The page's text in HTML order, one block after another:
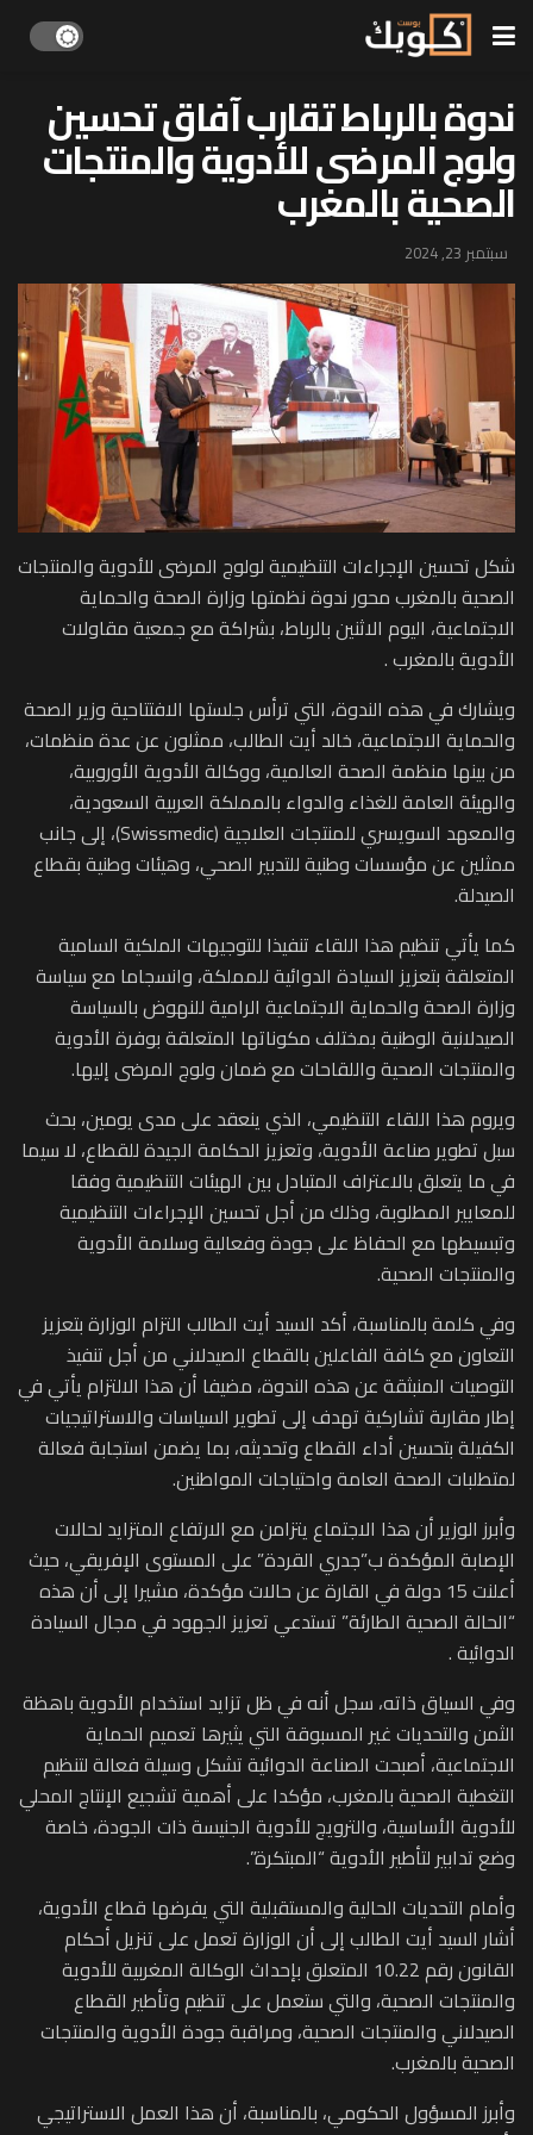
ندوة بالرباط تقارب آفاق تحسين
ولوج المرضى للأدوية والمنتجات
الصحية بالمغرب
سبتمبر 23, 2024
شكل تحسين الإجراءات التنظيمية لولوج المرضى للأدوية والمنتجات
الصحية بالمغرب محور ندوة نظمتها وزارة الصحة والحماية
الاجتماعية، اليوم الاثنين بالرباط، بشراكة مع جمعية مقاولات
الأدوية بالمغرب .
ويشارك في هذه الندوة، التي ترأس جلستها الافتتاحية وزير الصحة
والحماية الاجتماعية، خالد أيت الطالب، ممثلون عن عدة منظمات،
من بينها منظمة الصحة العالمية، ووكالة الأدوية الأوروبية،
والهيئة العامة للغذاء والدواء بالمملكة العربية السعودية،
والمعهد السويسري للمنتجات العلاجية (Swissmedic)، إلى جانب
ممثلين عن مؤسسات وطنية للتدبير الصحي، وهيئات وطنية بقطاع
الصيدلة.
كما يأتي تنظيم هذا اللقاء تنفيذا للتوجيهات الملكية السامية
المتعلقة بتعزيز السيادة الدوائية للمملكة، وانسجاما مع سياسة
وزارة الصحة والحماية الاجتماعية الرامية للنهوض بالسياسة
الصيدلانية الوطنية بمختلف مكوناتها المتعلقة بوفرة الأدوية
والمنتجات الصحية واللقاحات مع ضمان ولوج المرضى إليها.
ويروم هذا اللقاء التنظيمي، الذي ينعقد على مدى يومين، بحث
سبل تطوير صناعة الأدوية، وتعزيز الحكامة الجيدة للقطاع، لا سيما
في ما يتعلق بالاعتراف المتبادل بين الهيئات التنظيمية وفقا
للمعايير المطلوبة، وذلك من أجل تحسين الإجراءات التنظيمية
وتبسيطها مع الحفاظ على جودة وفعالية وسلامة الأدوية
والمنتجات الصحية.
وفي كلمة بالمناسبة، أكد السيد أيت الطالب التزام الوزارة بتعزيز
التعاون مع كافة الفاعلين بالقطاع الصيدلاني من أجل تنفيذ
التوصيات المنبثقة عن هذه الندوة، مضيفا أن هذا الالتزام يأتي في
إطار مقاربة تشاركية تهدف إلى تطوير السياسات والاستراتيجيات
الكفيلة بتحسين أداء القطاع وتحديثه، بما يضمن استجابة فعالة
لمتطلبات الصحة العامة واحتياجات المواطنين.
وأبرز الوزير أن هذا الاجتماع يتزامن مع الارتفاع المتزايد لحالات
الإصابة المؤكدة ب”جدري القردة” على المستوى الإفريقي، حيث
أعلنت 15 دولة في القارة عن حالات مؤكدة، مشيرا إلى أن هذه
“الحالة الصحية الطارئة” تستدعي تعزيز الجهود في مجال السيادة
الدوائية .
وفي السياق ذاته، سجل أنه في ظل تزايد استخدام الأدوية باهظة
الثمن والتحديات غير المسبوقة التي يثيرها تعميم الحماية
الاجتماعية، أصبحت الصناعة الدوائية تشكل وسيلة فعالة لتنظيم
التغطية الصحية بالمغرب، مؤكدا على أهمية تشجيع الإنتاج المحلي
للأدوية الأساسية، والترويج للأدوية الجنيسة ذات الجودة، خاصة
وضع تدابير لتأطير الأدوية “المبتكرة”.
وأمام التحديات الحالية والمستقبلية التي يفرضها قطاع الأدوية،
أشار السيد أيت الطالب إلى أن الوزارة تعمل على تنزيل أحكام
القانون رقم 10.22 المتعلق بإحداث الوكالة المغربية للأدوية
والمنتجات الصحية، والتي ستعمل على تنظيم وتأطير القطاع
الصيدلاني والمنتجات الصحية، ومراقبة جودة الأدوية والمنتجات
الصحية بالمغرب.
وأبرز المسؤول الحكومي، بالمناسبة، أن هذا العمل الاستراتيجي